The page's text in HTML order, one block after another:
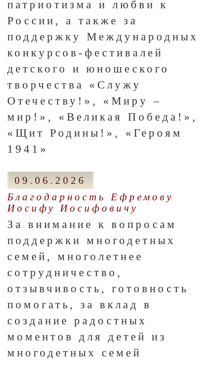
патриотизма и любви к
России, а также за
поддержку Международных
конкурсов-фестивалей
детского и юношеского
творчества «Служу
Отечеству!», «Миру –
мир!», «Великая Победа!»,
«Щит Родины!», «Героям
1941»
09.06.2026
Благодарность Ефремову
Иосифу Иосифовичу
За внимание к вопросам
поддержки многодетных
семей, многолетнее
сотрудничество,
отзывчивость, готовность
помогать, за вклад в
создание радостных
моментов для детей из
многодетных семей